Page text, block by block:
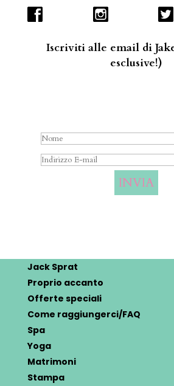
Iscriviti alle email di
esclusive!)
INVIA
Jack Sprat
Proprio accanto
Offerte speciali
Come raggiungerci/FAQ
Spa
Yoga
Matrimoni
Stampa